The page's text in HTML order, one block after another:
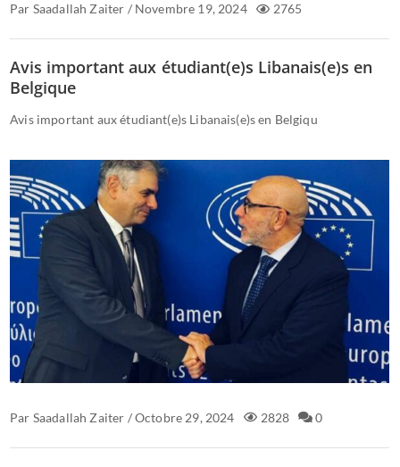
Par Saadallah Zaiter / Novembre 19, 2024 2765
Avis important aux étudiant(e)s Libanais(e)s en
Belgique
Avis important aux étudiant(e)s Libanais(e)s en Belgiqu
Par Saadallah Zaiter /Octobre 29, 2024 2828 0